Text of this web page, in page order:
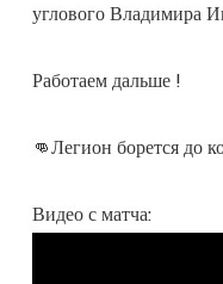
углового Владимира
Работаем дальше !
👊Легион борется до
Видео с матча: